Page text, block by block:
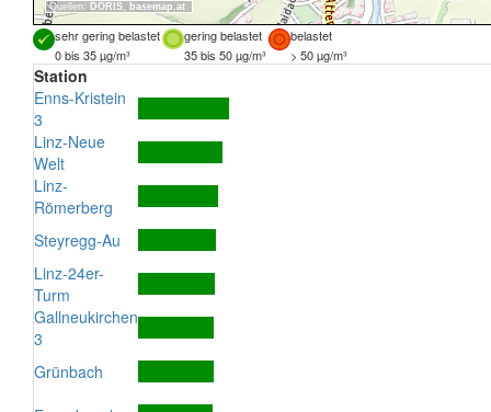
Quellen: DORIS, basemap.at
sehr gering belastet gering belastet
belastet
0 bis 35 µg/m³
35 bis 50 µg/m³ > 50 µg/m³
Station
Enns-Kristein
3
Linz-Neue
Welt
Linz-
Römerberg
Steyregg-Au
Linz-24er-
Turm
Gallneukirchen
3
Grünbach